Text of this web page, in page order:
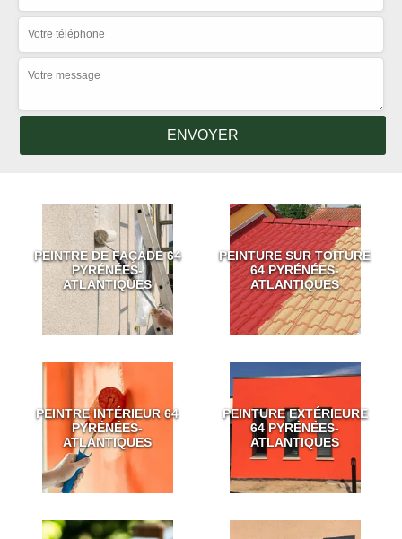
PEINTRE DE FAÇADE 64
PYRÉNÉES-
ATLANTIQUES
PEINTURE SUR TOITURE
64 PYRÉNÉES-
ATLANTIQUES
PEINTRE INTÉRIEUR 64
PYRÉNÉES-
ATLANTIQUES
PEINTURE EXTÉRIEURE
64 PYRÉNÉES-
ATLANTIQUES